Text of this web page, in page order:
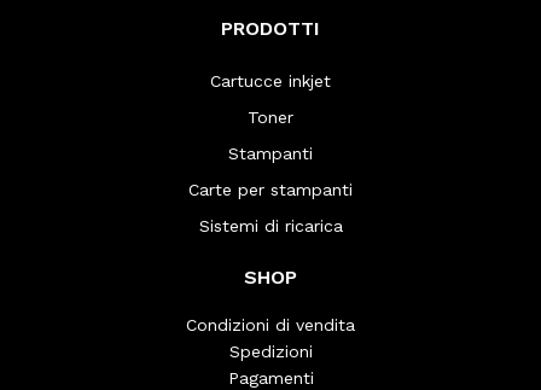
PRODOTTI
Cartucce inkjet
Toner
Stampanti
Carte per stampanti
Sistemi di ricarica
SHOP
Condizioni di vendita
Spedizioni
Pagamenti